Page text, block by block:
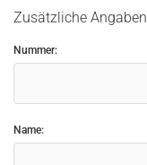
Zusätzliche Angaben
Nummer:
Name: